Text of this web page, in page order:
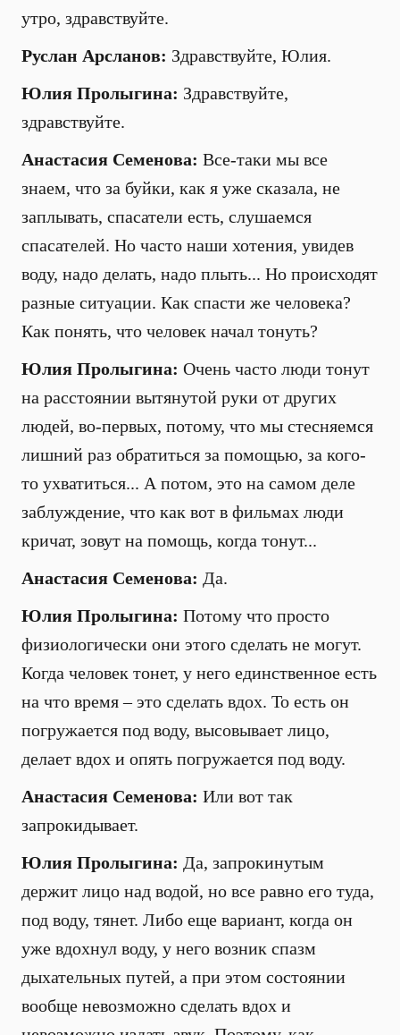
утро, здравствуйте.
Руслан Арсланов: Здравствуйте, Юлия.
Юлия Пролыгина: Здравствуйте,
здравствуйте.
Анастасия Семенова: Все-таки мы все
знаем, что за буйки, как я уже сказала, не
заплывать, спасатели есть, слушаемся
спасателей. Но часто наши хотения, увидев
воду, надо делать, надо плыть... Но происходят
разные ситуации. Как спасти же человека?
Как понять, что человек начал тонуть?
Юлия Пролыгина: Очень часто люди тонут
на расстоянии вытянутой руки от других
людей, во-первых, потому, что мы стесняемся
лишний раз обратиться за помощью, за кого-
то ухватиться... А потом, это на самом деле
заблуждение, что как вот в фильмах люди
кричат, зовут на помощь, когда тонут...
Анастасия Семенова: Да.
Юлия Пролыгина: Потому что просто
физиологически они этого сделать не могут.
Когда человек тонет, у него единственное есть
на что время – это сделать вдох. То есть он
погружается под воду, высовывает лицо,
делает вдох и опять погружается под воду.
Анастасия Семенова: Или вот так
запрокидывает.
Юлия Пролыгина: Да, запрокинутым
держит лицо над водой, но все равно его туда,
под воду, тянет. Либо еще вариант, когда он
уже вдохнул воду, у него возник спазм
дыхательных путей, а при этом состоянии
вообще невозможно сделать вдох и